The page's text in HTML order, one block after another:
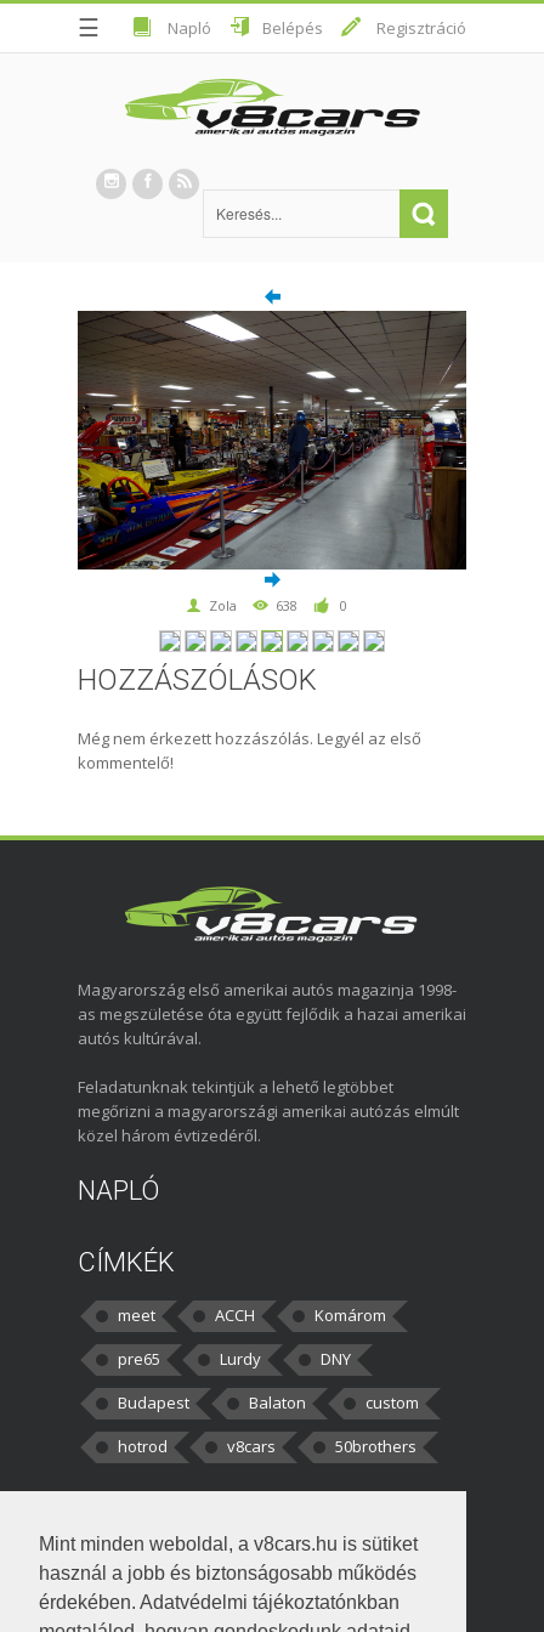
Mint minden weboldal, a v8cars.hu is sütiket
használ a jobb és biztonságosabb működés
érdekében. Adatvédelmi tájékoztatónkban
☰ Napló Belépés Regisztráció
Zola 638 0
HOZZÁSZÓLÁSOK
Még nem érkezett hozzászólás. Legyél az első
kommentelő!
Magyarország első amerikai autós magazinja 1998-
as megszületése óta együtt fejlődik a hazai amerikai
autós kultúrával.
Feladatunknak tekintjük a lehető legtöbbet
megőrizni a magyarországi amerikai autózás elmúlt
közel három évtizedéről.
NAPLÓ
CÍMKÉK
meet ACCH
Komárom
pre65
Lurdy
DNY
Budapest
Balaton
custom
hotrod
v8cars 50brothers
kortisz:Elszúrtam! Én csak két
darabbaal számoltam. Nem tudtam, hogy fél autót,